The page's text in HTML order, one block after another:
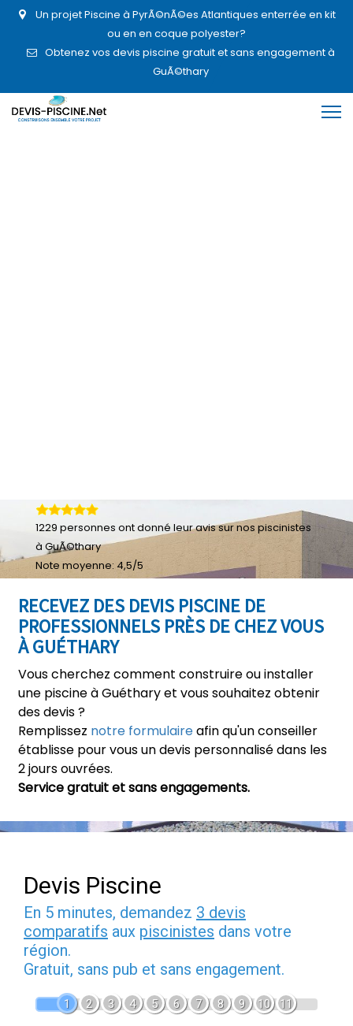
Un projet Piscine à PyrÃ©nÃ©es Atlantiques enterrée en kit
ou en en coque polyester?
Obtenez vos devis piscine gratuit et sans engagement à
GuÃ©thary
RECEVEZ DES DEVIS PISCINE DE
PROFESSIONNELS PRÈS DE CHEZ VOUS
À GUÉTHARY
Vous cherchez comment construire ou installer
une piscine à Guéthary et vous souhaitez obtenir
des devis ?
Remplissez notre formulaireafin qu'un conseiller
établisse pour vous un devis personnalisé dans les
2 jours ouvrées.
Service gratuit et sans engagements.
1229 personnes ont donné leuravis sur nos piscinistes
à GuÃ©thary
Note moyenne: 4,5/5
Devis Piscine
En 5 minutes, demandez 3 devis
comparatifs aux piscinistes dans votre
région.
Gratuit, sans pub et sans engagement.
1 2 3 4 5 6 7 8 9 10 11